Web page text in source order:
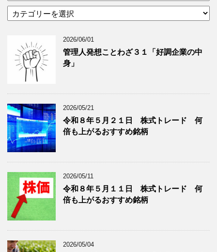
イ
グ
記
事
を
表
示
テ
ー
グ
記
事
を
表
示
2026/06/01
管理人発想ことわざ３１「好調企業の中
身」
2026/05/21
令和８年５月２１日 株式トレード 何
倍も上がるおすすめ銘柄
2026/05/11
令和８年５月１１日 株式トレード 何
倍も上がるおすすめ銘柄
2026/05/04